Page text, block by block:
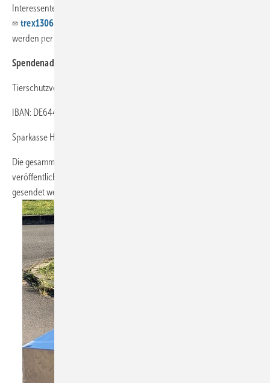
Interessenten können sich bei Torsten Thielmann unter
trex1306@googlemail.com
werden per Mail über den weiteren Versand informiert.
Spendenadresse:
Tierschutzverein Hagen und Umgebung e.V.
IBAN: DE64450500010100029582
Sparkasse Hagen BLZ 45050001
Die gesammelten Fotos von Copper´s Reise werden auf dieser Seite
veröffentlicht. Bilder können per Mail an
gesendet werden.